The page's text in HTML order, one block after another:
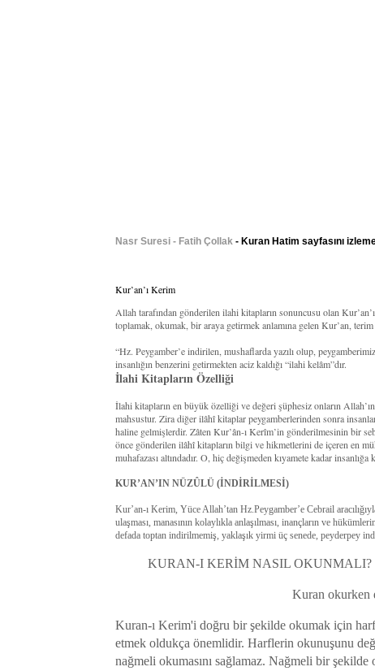
Nasr Suresi - Fatih Çollak - Kuran Hatim sayfasını
Kur’an’ı Kerim
Allah tarafından gönderilen ilahi kitapların sonuncusu olan
toplamak, okumak, bir araya getirmek anlamına gelen Kur’an,
“Hz. Peygamber’e indirilen, mushaflarda yazılı olup,
insanlığın benzerini getirmekten aciz kaldığı “ilahi kelâm”dır.
İlahi Kitapların Özelliği
İlahi kitapların en büyük özelliği ve değeri şüphesiz onların
mahsustur. Zira diğer ilâhî kitaplar peygamberlerinden sonra
haline gelmişlerdir. Zâten Kur’ân-ı Kerîm’in gönderilmesinin bir
önce gönderilen ilâhî kitapların bilgi ve hikmetlerini de içeren en
muhafazası altındadır. O, hiç değişmeden kıyamete kadar
KUR’AN’IN NÜZÛLÜ (İNDİRİLMESİ)
Kur’an-ı Kerim, Yüce Allah’tan Hz.Peygamber’e Cebrail
ulaşması, manasının kolaylıkla anlaşılması, inançların ve
defada toptan indirilmemiş, yaklaşık yirmi üç senede, peyderpey
KURAN-I KERİM NASIL
Kuran okurken
Kuran-ı Kerim'i doğru bir şekilde okumak için
etmek oldukça önemlidir. Harflerin okunuşunu
nağmeli okumasını sağlamaz. Nağmeli bir